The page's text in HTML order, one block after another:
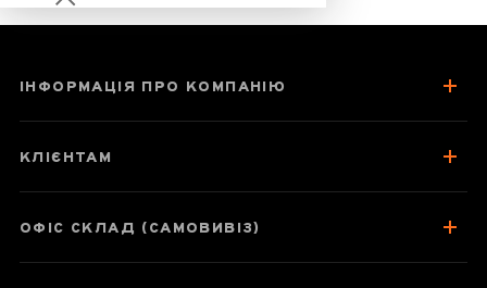
Піала "Панда
90 мл
ІНФОРМАЦІЯ ПРО КОМПАНІЮ
КЛІЄНТАМ
ОФІС СКЛАД (САМОВИВІЗ)